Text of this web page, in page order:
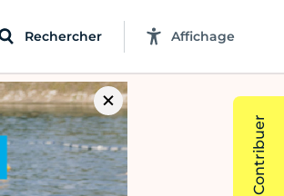
Rechercher Affichage
Contribuer